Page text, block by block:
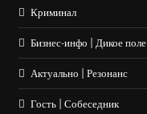
Криминал
Бизнес-инфо | Дикое поле
Актуально | Резонанс
Гость | Собеседник